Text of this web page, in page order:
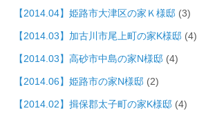
【2014.04】姫路市大津区の家Ｋ様邸 (3)
【2014.03】加古川市尾上町の家K様邸 (4)
【2014.03】高砂市中島の家N様邸 (4)
【2014.06】姫路市の家N様邸 (2)
【2014.02】揖保郡太子町の家K様邸 (4)